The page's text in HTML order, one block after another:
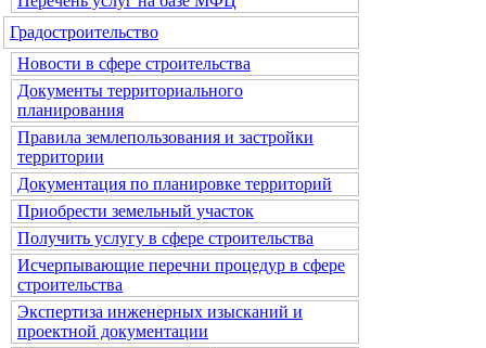
Градостроительство
Новости в сфере строительства
Документы территориального
планирования
Правила землепользования и застройки
территории
Документация по планировке территорий
Приобрести земельный участок
Получить услугу в сфере строительства
Исчерпывающие перечни процедур в сфере
строительства
Экспертиза инженерных изысканий и
проектной документации